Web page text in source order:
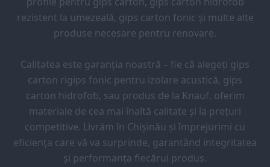
rezistent la umezeală, gips carton fonic și multe alte
produse necesare pentru renovare.
Calitatea este garanția noastră – fie că alegeți gips
carton rigips fonic pentru izolare acustică, gips
carton hidrofob, sau produs de la Knauf, oferim
materiale de cea mai înaltă calitate și la prețuri
competitive. Livrăm în Chișinău și împrejurimi cu
eficiența care vă va surprinde, garantând integritatea
și performanța fiecărui produs.